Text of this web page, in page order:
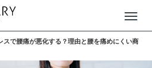
o
スで腰痛が悪化する？理由と腰を痛めにくい商